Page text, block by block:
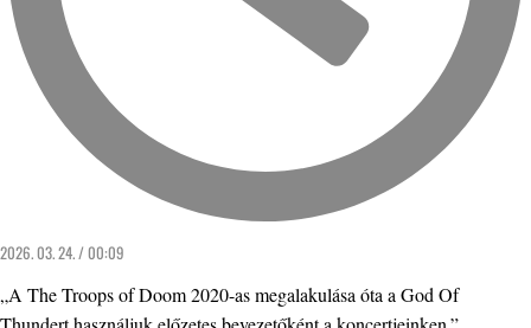
2026. 03. 24. / 00:09
„A The Troops of Doom 2020-as megalakulása óta a God Of